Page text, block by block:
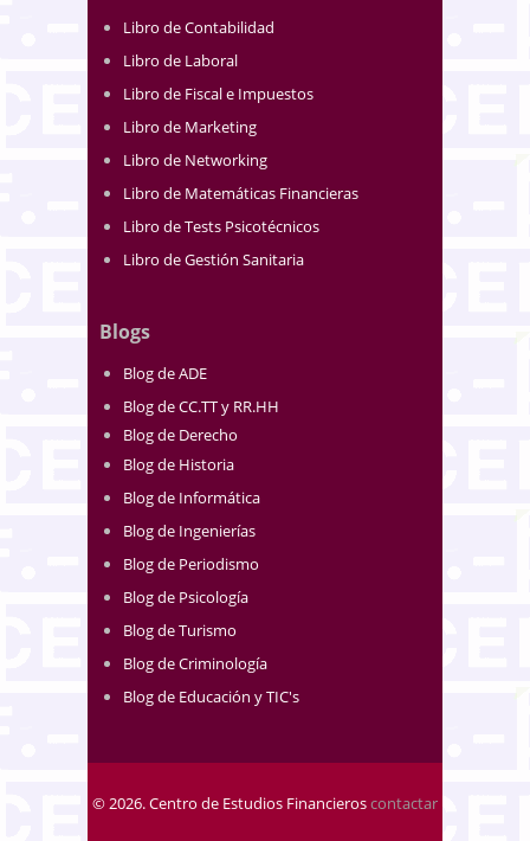
Libro de Contabilidad
Libro de Laboral
Libro de Fiscal e Impuestos
Libro de Marketing
Libro de Networking
Libro de Matemáticas Financieras
Libro de Tests Psicotécnicos
Libro de Gestión Sanitaria
Blogs
Blog de ADE
Blog de CC.TT y RR.HH
Blog de Derecho
Blog de Historia
Blog de Informática
Blog de Ingenierías
Blog de Periodismo
Blog de Psicología
Blog de Turismo
Blog de Criminología
Blog de Educación y TIC's
© 2026. Centro de Estudios Financieroscontactar